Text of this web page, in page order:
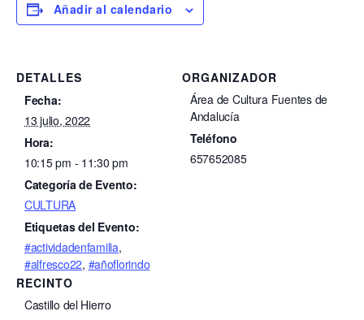
Añadir al calendario
DETALLES
Fecha:
13 julio, 2022
Hora:
10:15 pm - 11:30 pm
Categoría de Evento:
CULTURA
Etiquetas del Evento:
#actividadenfamilia,
#alfresco22, #añoflorindo
RECINTO
Castillo del Hierro
ORGANIZADOR
Área de Cultura Fuentes de
Andalucía
Teléfono
657652085